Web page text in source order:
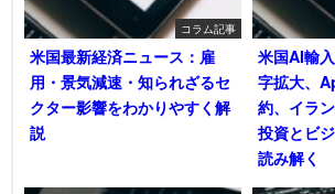
コラム記事
米国最新経済ニュース：雇
用・景気減速・知られざるセ
クター影響をわかりやすく解
説
米国AI輸
字拡大、
約、イラ
投資とビ
読み解く